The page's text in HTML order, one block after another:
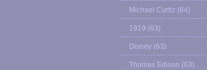
Michael Curtiz (64)
1919 (63)
Disney (63)
Thomas Edison (63)